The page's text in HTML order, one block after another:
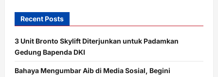
Recent Posts
3 Unit Bronto Skylift Diterjunkan untuk Padamkan
Gedung Bapenda DKI
Bahaya Mengumbar Aib di Media Sosial, Begini